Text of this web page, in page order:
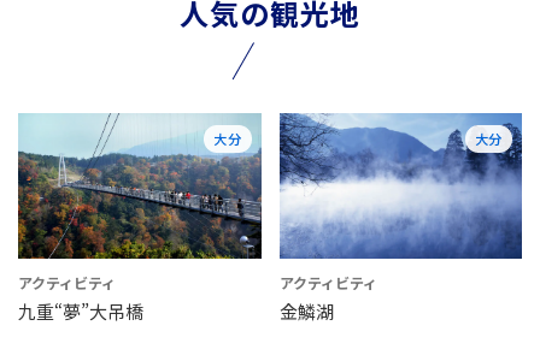
人気の観光地
大分
アクティビティ
九重“夢”大吊橋
大分
アクティビティ
金鱗湖